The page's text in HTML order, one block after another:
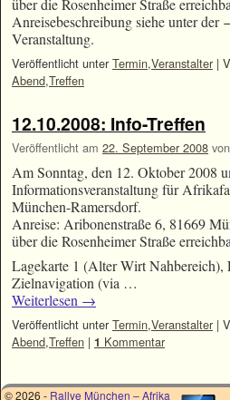
über die Rosenheimer Straße
Anreisebeschreibung siehe unter
Veranstaltung.
Veröffentlicht unter Termin,Veranstalter |
Abend,Treffen
12.10.2008: Info-Treffen
Veröffentlicht am 22. September 2008 von
Am Sonntag, den 12. Oktober 2008
Informationsveranstaltung für
München-Ramersdorf.
Anreise: Aribonenstraße 6, 81669
über die Rosenheimer Straße
Lagekarte 1 (Alter Wirt Nahbereich),
Zielnavigation (via …
Weiterlesen →
Veröffentlicht unter Termin,Veranstalter |
Abend,Treffen | 1 Kommentar
© 2026 - Rallye München – Afrika